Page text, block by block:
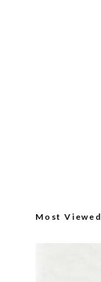
Most Viewed